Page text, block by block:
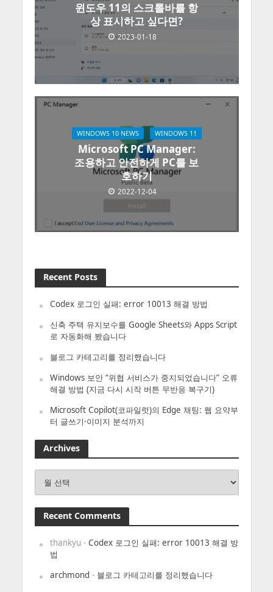
윈도우 11의 스크롤바를 항
상 표시하고 싶다면?
2023-01-18
WINDOWS 10 NEWS WINDOWS 11
Microsoft PC Manager:
조용하고 안전하게 PC를 보
호하기
2022-12-04
Recent Posts
Codex 로그인 실패: error 10013 해결 방법
신축 주택 유지보수를 Google Sheets와 Apps Script
로 자동화해 봤습니다
블로그 카테고리를 정리했습니다
Windows 보안 “위협 서비스가 중지되었습니다” 오류
해결 방법 (지금 다시 시작 버튼 무반응 복구기)
Microsoft Copilot(코파일럿)의 Edge 채팅: 웹 요약부
터 글쓰기·이미지 분석까지
Archives
Recent Comments
thankyu - Codex 로그인 실패: error 10013 해결 방
법
archmond- 블로그 카테고리를 정리했습니다